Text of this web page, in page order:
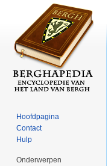
Hoofdpagina
Contact
Hulp
Onderwerpen